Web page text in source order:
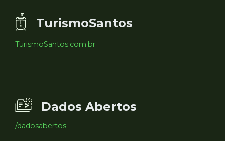
TurismoSantos
TurismoSantos.com.br
Dados Abertos
/dadosabertos